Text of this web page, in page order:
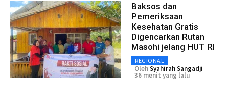
Baksos dan
Pemeriksaan
Kesehatan Gratis
Digencarkan Rutan
Masohi jelang HUT RI
REGIONAL
OlehSyahirah Sangadji
36 menit yang lalu